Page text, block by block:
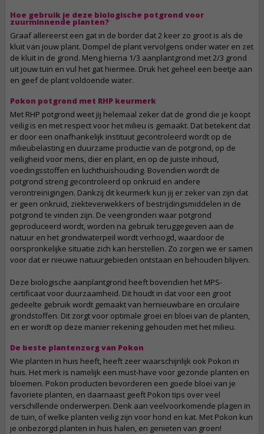
Hoe gebruik je deze biologische potgrond voor
zuurminnende planten?
Graaf allereerst een gat in de border dat 2 keer zo groot is als de
kluit van jouw plant. Dompel de plant vervolgens onder water en zet
de kluit in de grond. Meng hierna 1/3 aanplantgrond met 2/3 grond
uit jouw tuin en vul het gat hiermee. Druk het geheel een beetje aan
en geef de plant voldoende water.
Pokon potgrond met RHP keurmerk
Met RHP potgrond weet jij helemaal zeker dat de grond die je koopt
veilig is en met respect voor het milieu is gemaakt. Dat betekent dat
er door een onafhankelijk instituut gecontroleerd wordt op de
milieubelasting en duurzame productie van de potgrond, op de
veiligheid voor mens, dier en plant, en op de juiste inhoud,
voedingsstoffen en luchthuishouding. Bovendien wordt de
potgrond streng gecontroleerd op onkruid en andere
verontreinigingen. Dankzij dit keurmerk kun jij er zeker van zijn dat
er geen onkruid, ziekteverwekkers of bestrijdingsmiddelen in de
potgrond te vinden zijn. De veengronden waar potgrond
geproduceerd wordt, worden na gebruik teruggegeven aan de
natuur en het grondwaterpeil wordt verhoogd, waardoor de
oorspronkelijke situatie zich kan herstellen. Zo zorgen we er samen
voor dat er nieuwe natuurgebieden ontstaan en behouden blijven.
Deze biologische aanplantgrond heeft bovendien het MPS-
certificaat voor duurzaamheid. Dit houdt in dat voor een groot
gedeelte gebruik wordt gemaakt van hernieuwbare en circulaire
grondstoffen. Dit zorgt voor optimale groei en bloei van de planten,
en er wordt op deze manier rekening gehouden met het milieu.
De beste plantenzorg van Pokon
Wie planten in huis heeft, heeft zeer waarschijnlijk ook Pokon in
huis. Het merk is namelijk een must-have voor gezonde planten en
bloemen. Pokon producten bevorderen een goede bloei van je
favoriete planten, en daarnaast geeft Pokon tips over veel
verschillende onderwerpen. Denk aan veelvoorkomende plagen in
de tuin, of welke planten veilig zijn voor hond en kat. Met Pokon kun
je onbezorgd planten in huis halen, en genieten van groen!